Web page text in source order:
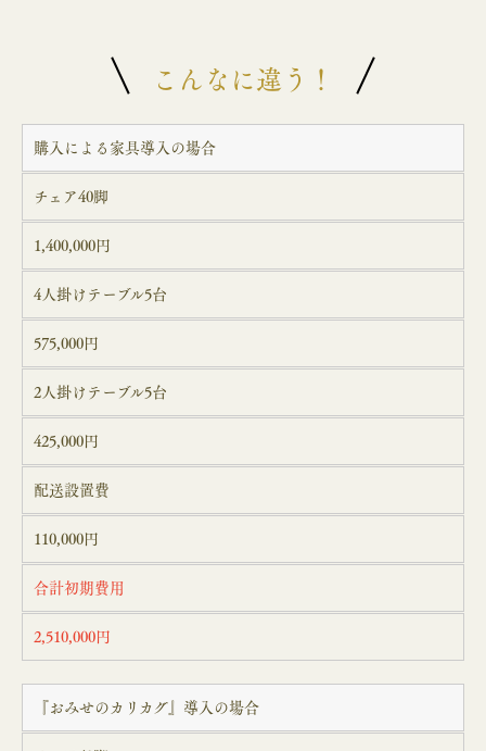
こんなに違う！
購入による家具導入の場合
チェア40脚
1,400,000円
4人掛けテーブル5台
575,000円
2人掛けテーブル5台
425,000円
配送設置費
110,000円
合計初期費用
2,510,000円
『おみせのカリカグ』導入の場合